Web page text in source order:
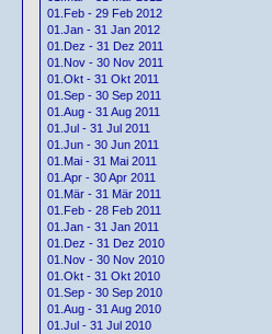
01.Feb - 29 Feb 2012
01.Jan - 31 Jan 2012
01.Dez - 31 Dez 2011
01.Nov - 30 Nov 2011
01.Okt - 31 Okt 2011
01.Sep - 30 Sep 2011
01.Aug - 31 Aug 2011
01.Jul - 31 Jul 2011
01.Jun - 30 Jun 2011
01.Mai - 31 Mai 2011
01.Apr - 30 Apr 2011
01.Mär - 31 Mär 2011
01.Feb - 28 Feb 2011
01.Jan - 31 Jan 2011
01.Dez - 31 Dez 2010
01.Nov - 30 Nov 2010
01.Okt - 31 Okt 2010
01.Sep - 30 Sep 2010
01.Aug - 31 Aug 2010
01.Jul - 31 Jul 2010